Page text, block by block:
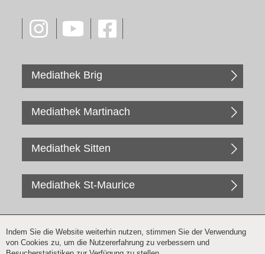
Mediathek Brig
Mediathek Martinach
Mediathek Sitten
Mediathek St-Maurice
Indem Sie die Website weiterhin nutzen, stimmen Sie der Verwendung
von Cookies zu, um die Nutzererfahrung zu verbessern und